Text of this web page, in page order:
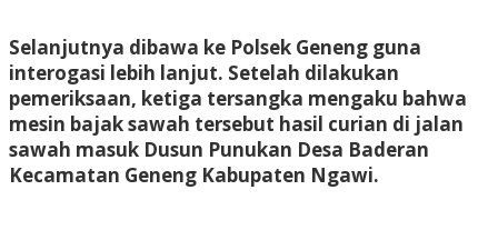
Selanjutnya dibawa ke Polsek Geneng guna
interogasi lebih lanjut. Setelah dilakukan
pemeriksaan, ketiga tersangka mengaku bahwa
mesin bajak sawah tersebut hasil curian di jalan
sawah masuk Dusun Punukan Desa Baderan
Kecamatan Geneng Kabupaten Ngawi.